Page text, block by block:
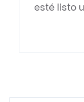
esté listo